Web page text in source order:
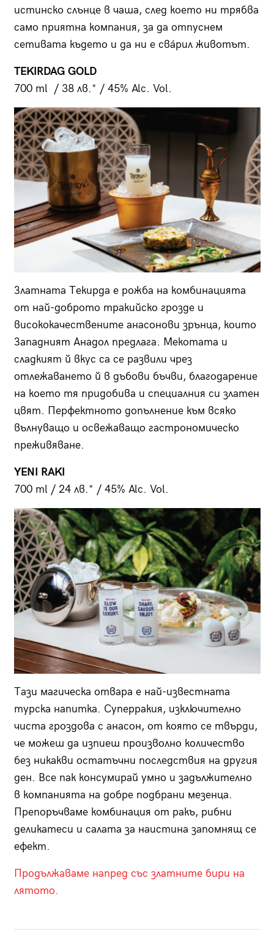
истинско слънце в чаша, след което ни трябва
само приятна компания, за да отпуснем
сетивата където и да ни е свáрил животът.
TEKIRDAG GOLD
700 ml / 38 лв.* / 45% Alc. Vol.
Златната Текирда е рожба на комбинацията
от най-доброто тракийско грозде и
висококачествените анасонови зрънца, които
Западният Анадол предлага. Мекотата и
сладкият й вкус са се развили чрез
отлежаването й в дъбови бъчви, благодарение
на което тя придобива и специалния си златен
цвят. Перфектното допълнение към всяко
вълнуващо и освежаващо гастрономическо
преживяване.
YENI RAKI
700 ml / 24 лв.* / 45% Alc. Vol.
Тази магическа отвара е най-известната
турска напитка. Суперракия, изключително
чиста гроздова с анасон, от която се твърди,
че можеш да изпиеш произволно количество
без никакви остатъчни последствия на другия
ден. Все пак консумирай умно и задължително
в компанията на добре подбрани мезенца.
Препоръчваме комбинация от ракъ, рибни
деликатеси и салата за наистина запомнящ се
ефект.
Продължаваме напред със златните бири на
лятото.